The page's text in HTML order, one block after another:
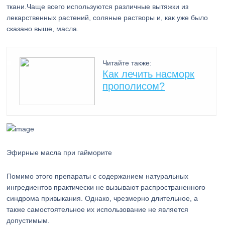
ткани.Чаще всего используются различные вытяжки из
лекарственных растений, соляные растворы и, как уже было
сказано выше, масла.
Читайте также:
Как лечить насморк
прополисом?
Эфирные масла при гайморите
Помимо этого препараты с содержанием натуральных
ингредиентов практически не вызывают распространенного
синдрома привыкания. Однако, чрезмерно длительное, а
также самостоятельное их использование не является
допустимым.